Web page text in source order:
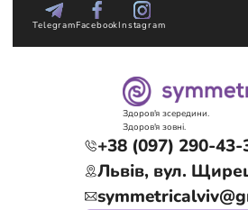
TelegramFacebookInstagram
Здоров'я зсередини.
Здоров'я зовні.
+38 (097) 290-43-
Львів, вул.